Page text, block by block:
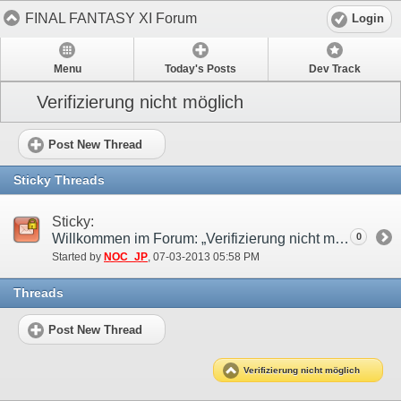
FINAL FANTASY XI Forum Login
Menu Today's Posts Dev Track
Verifizierung nicht möglich
Post New Thread
Sticky Threads
Sticky:
Willkommen im Forum: „Verifizierung nicht möglich“!
Started by NOC_JP‎, 07-03-2013 05:58 PM
0
Threads
Post New Thread
Verifizierung nicht möglich